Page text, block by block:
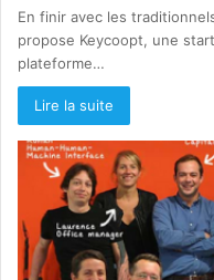
En finir avec les
propose Keycoopt, une
plateforme…
Lire la suite